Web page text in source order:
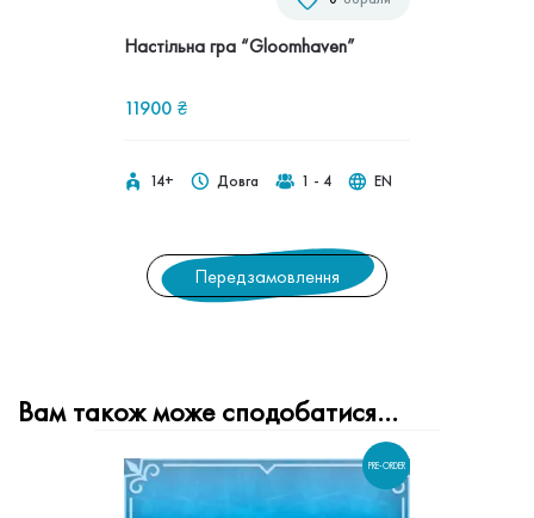
Настільна гра “Gloomhaven”
11900 ₴
14+ Довга 1 - 4 EN
Передзамовлення
Вам також може сподобатися…
PRE-ORDER